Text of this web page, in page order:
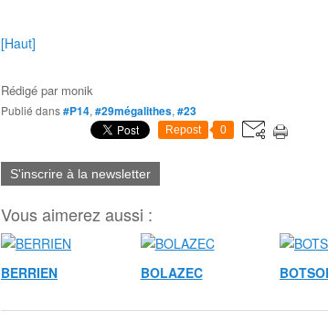
[Haut]
Rédigé par monik
Publié dans#P14, #29mégalithes, #23
Repost 0
S'inscrire à la newsletter
Vous aimerez aussi :
BERRIEN BOLAZEC